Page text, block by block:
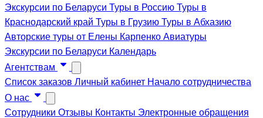
Экскурсии по Беларуси Туры в РоссиюТуры в
Краснодарский край Туры в ГрузиюТуры в Абхазию
Авторские туры от Елены КарпенкоАвиатуры
Экскурсии по Беларуси Календарь
Агентствам
Список заказов Личный кабинет Начало сотрудничества
О нас
Сотрудники Отзывы Контакты Электронные обращения